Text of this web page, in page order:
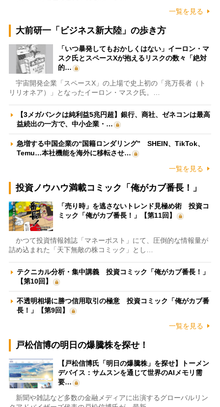
一覧を見る
大前研一「ビジネス新大陸」の歩き方
「いつ暴発してもおかしくはない」イーロン・マ
スク氏とスペースXが抱えるリスクの数々「絶対
的…
宇宙開発企業「スペースX」の上場で史上初の「兆万長者（ト
リリオネア）」となったイーロン・マスク氏。…
【3メガバンクは純利益5兆円超】銀行、商社、ゼネコンは最高
益続出の一方で、中小企業・…
急増する中国企業の“国籍ロンダリング” SHEIN、TikTok、
Temu…本社機能を海外に移転させ…
一覧を見る
投資ノウハウ満載コミック「俺がカブ番長！」
「売り時」を逃さないトレンド見極め術 投資コ
ミック「俺がカブ番長！」【第11回】
かつて投資情報雑誌「マネーポスト」にて、圧倒的な情報量が
詰め込まれた「天下無敵の株コミック」とし…
テクニカル分析・集中講義 投資コミック「俺がカブ番長！」
【第10回】
不透明相場に勝つ信用取引の極意 投資コミック「俺がカブ番
長！」【第9回】
一覧を見る
戸松信博の明日の爆騰株を探せ！
【戸松信博氏「明日の爆騰株」を探せ】トーメン
デバイス：サムスンを通じて世界のAIメモリ需
要…
新聞や雑誌など多数の金融メディアに出演するグローバルリン